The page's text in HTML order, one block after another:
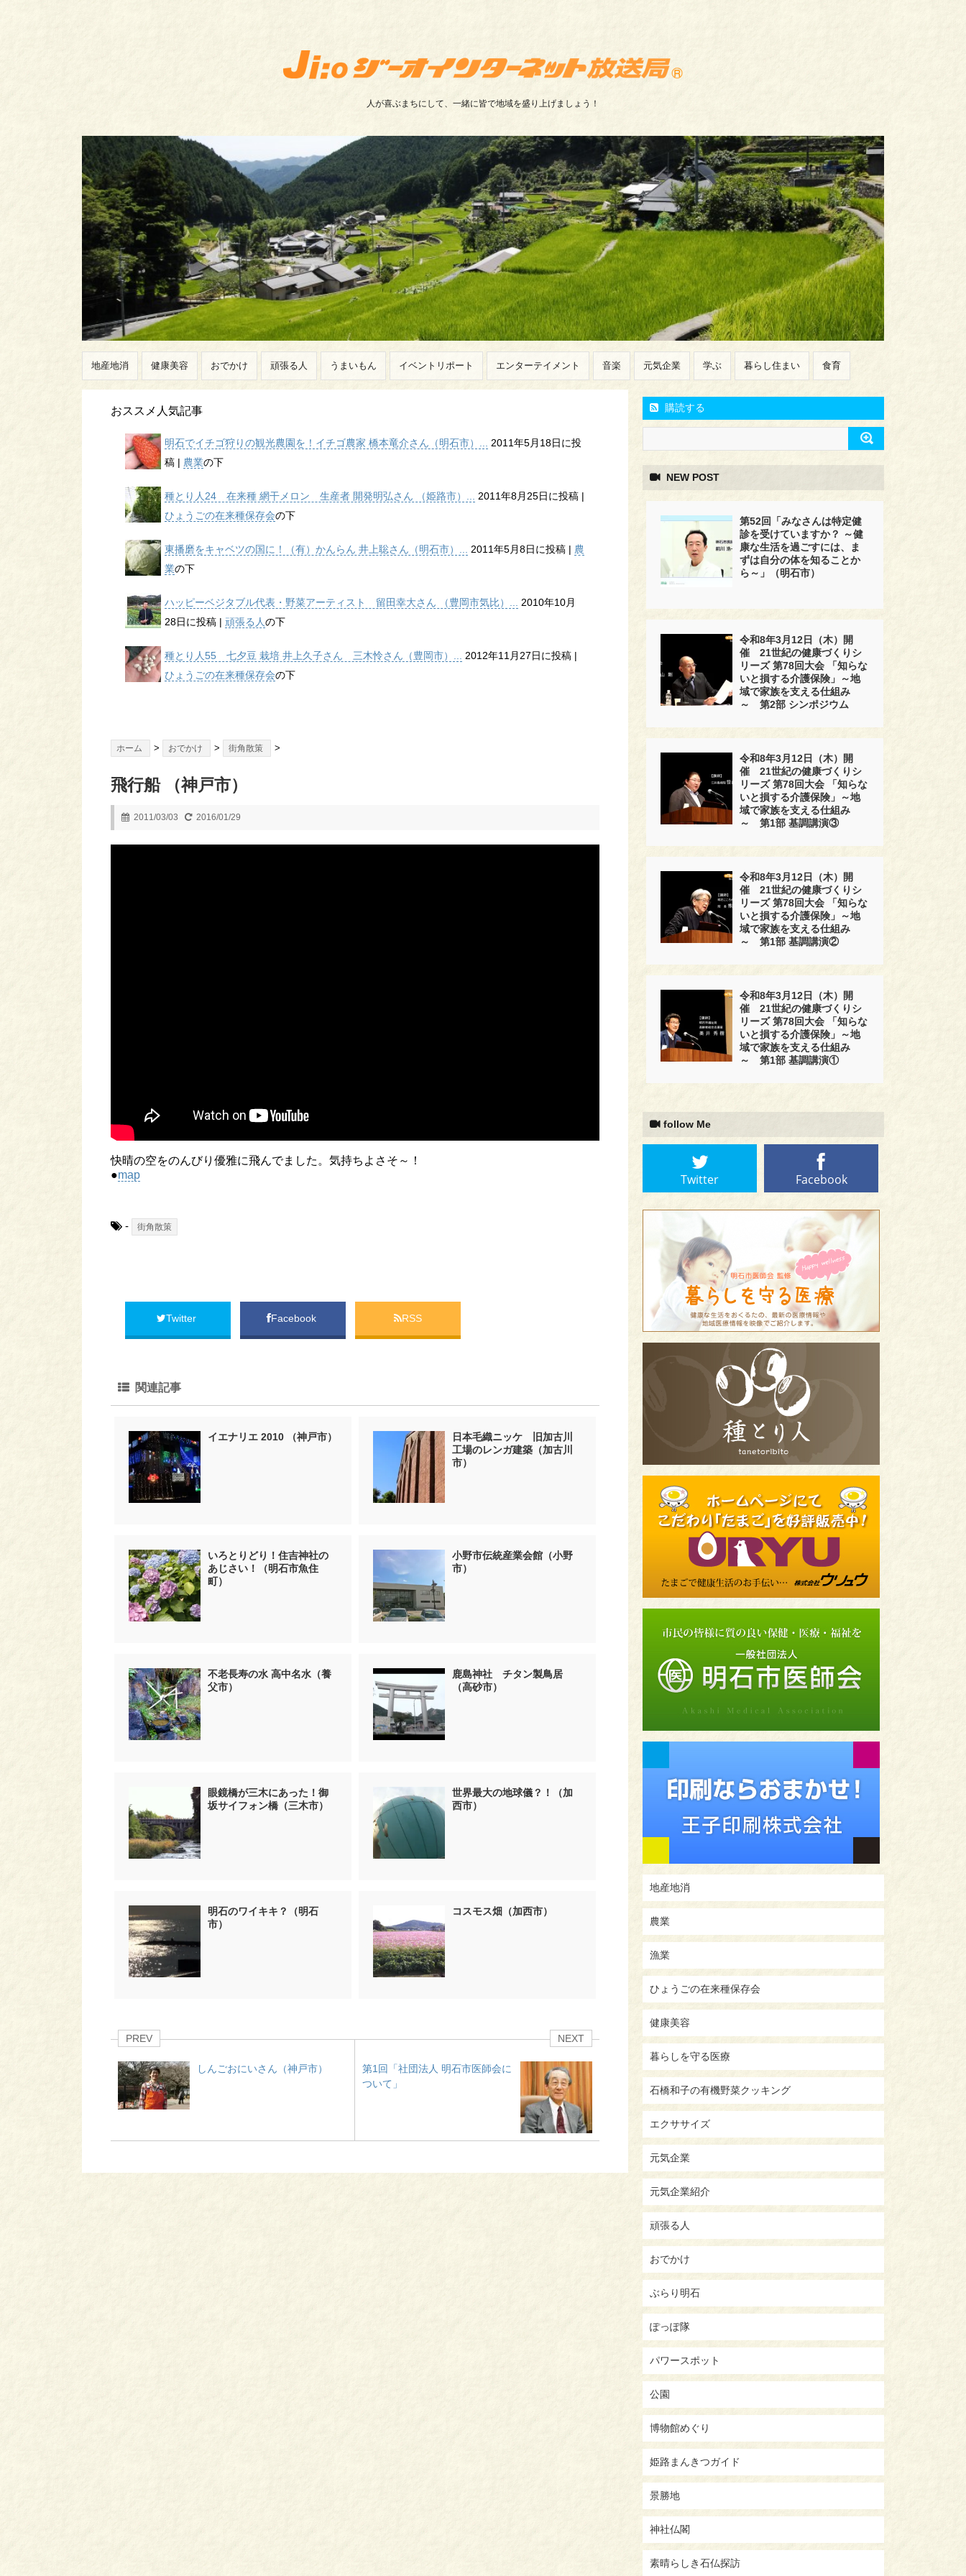
人が喜ぶまちにして、一緒に皆で地域を盛り上げましょう！
地産地消 健康美容 おでかけ 頑張る人 うまいもん イベントリポート エンターテイメント 音楽 元気企業 学ぶ 暮らし住まい 食育
おススメ人気記事
明石でイチゴ狩りの観光農園を！イチゴ農家 橋本竜介さん（明石市）...
2011年5月18日に投
稿 | 農業の下
種とり人24 在来種 網干メロン 生産者 開発明弘さん （姫路市）... 2011年8月25日に投稿 |
ひょうごの在来種保存会の下
東播磨をキャベツの国に！（有）かんらん 井上聡さん（明石市）... 2011年5月8日に投稿 | 農
業の下
ハッピーベジタブル代表・野菜アーティスト 留田幸大さん （豊岡市気比）...
2010年10月
28日に投稿 | 頑張る人の下
種とり人55 七夕豆 栽培 井上久子さん 三木怜さん（豊岡市）... 2012年11月27日に投稿 |
ひょうごの在来種保存会の下
ホーム > おでかけ > 街角散策 >
飛行船 （神戸市）
2011/03/03 2016/01/29
快晴の空をのんびり優雅に飛んでました。気持ちよさそ～！
●map
- 街角散策
Twitter Facebook RSS
関連記事
イエナリエ 2010 （神戸市）
日本毛織ニッケ 旧加古川
工場のレンガ建築（加古川
市）
いろとりどり！住吉神社の
あじさい！（明石市魚住
町）
小野市伝統産業会館（小野
市）
不老長寿の水 高中名水（養
父市）
鹿島神社 チタン製鳥居
（高砂市）
眼鏡橋が三木にあった！御
坂サイフォン橋（三木市）
世界最大の地球儀？！（加
西市）
明石のワイキキ？（明石
市）
コスモス畑（加西市）
PREV
しんごおにいさん（神戸市）
NEXT
第1回「社団法人 明石市医師会に
ついて」
購読する
NEW POST
第52回「みなさんは特定健
診を受けていますか？ ～健
康な生活を過ごすには、ま
ずは自分の体を知ることか
ら～」（明石市）
令和8年3月12日（木）開
催 21世紀の健康づくりシ
リーズ 第78回大会 「知らな
いと損する介護保険」～地
域で家族を支える仕組み
～ 第2部 シンポジウム
令和8年3月12日（木）開
催 21世紀の健康づくりシ
リーズ 第78回大会 「知らな
いと損する介護保険」～地
域で家族を支える仕組み
～ 第1部 基調講演③
令和8年3月12日（木）開
催 21世紀の健康づくりシ
リーズ 第78回大会 「知らな
いと損する介護保険」～地
域で家族を支える仕組み
～ 第1部 基調講演②
令和8年3月12日（木）開
催 21世紀の健康づくりシ
リーズ 第78回大会 「知らな
いと損する介護保険」～地
域で家族を支える仕組み
～ 第1部 基調講演①
follow Me
Twitter Facebook
地産地消
農業
漁業
ひょうごの在来種保存会
健康美容
暮らしを守る医療
石橋和子の有機野菜クッキング
エクササイズ
元気企業
元気企業紹介
頑張る人
おでかけ
ぶらり明石
ぽっぽ隊
パワースポット
公園
博物館めぐり
姫路まんきつガイド
景勝地
神社仏閣
素晴らしき石仏探訪